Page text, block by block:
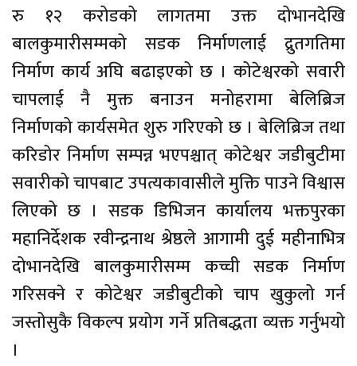
रु १२ करोडको लागतमा उक्त दोभानदेखि
बालकुमारीसम्मको सडक निर्माणलाई द्रुतगतिमा
निर्माण कार्य अघि बढाइएको छ । कोटेश्वरको सवारी
चापलाई नै मुक्त बनाउन मनोहरामा बेलिब्रिज
निर्माणको कार्यसमेत शुरु गरिएको छ । बेलिब्रिज तथा
करिडोर निर्माण सम्पन्न भएपश्चात् कोटेश्वर जडीबुटीमा
सवारीको चापबाट उपत्यकावासीले मुक्ति पाउने विश्वास
लिएको छ । सडक डिभिजन कार्यालय भक्तपुरका
महानिर्देशक रवीन्द्रनाथ श्रेष्ठले आगामी दुई महीनाभित्र
दोभानदेखि बालकुमारीसम्म कच्ची सडक निर्माण
गरिसक्ने र कोटेश्वर जडीबुटीको चाप खुकुलो गर्न
जस्तोसुकै विकल्प प्रयोग गर्ने प्रतिबद्धता व्यक्त गर्नुभयो
।